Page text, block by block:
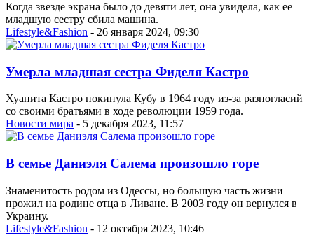
Когда звезде экрана было до девяти лет, она увидела, как ее
младшую сестру сбила машина.
Lifestyle&Fashion - 26 января 2024, 09:30
Умерла младшая сестра Фиделя Кастро
Хуанита Кастро покинула Кубу в 1964 году из-за разногласий
со своими братьями в ходе революции 1959 года.
Новости мира - 5 декабря 2023, 11:57
В семье Даниэля Салема произошло горе
Знаменитость родом из Одессы, но большую часть жизни
прожил на родине отца в Ливане. В 2003 году он вернулся в
Украину.
Lifestyle&Fashion - 12 октября 2023, 10:46